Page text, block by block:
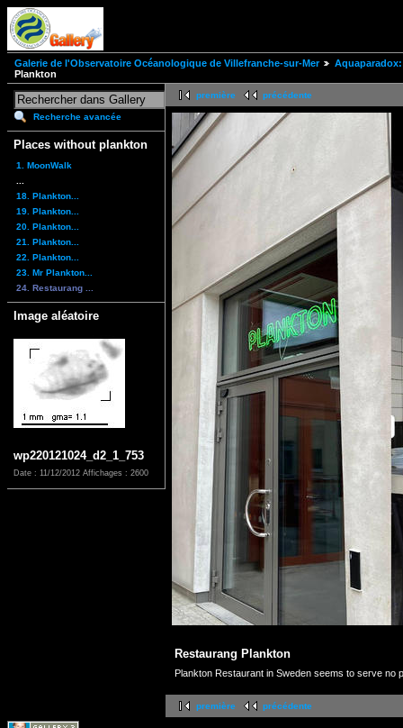
Galerie de l'Observatoire Océanologique de Villefranche-sur-Mer
Plankton
Recherche avancée
Places without plankton
1. MoonWalk
18. Plankton...
19. Plankton...
20. Plankton...
21. Plankton...
22. Plankton...
23. Mr Plankton...
24. Restaurang ...
Image aléatoire
wp220121024_d2_1_753
Date : 11/12/2012 Affichages : 2600
première précédente
Restaurang Plankton
Plankton Restaurant in Sweden seems to serve no
première précédente